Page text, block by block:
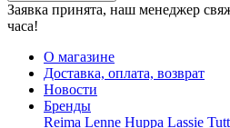
Заявка принята, наш менеджер
часа!
О магазине
Доставка, оплата, возврат
Новости
Бренды
Reima Lenne Huppa Lassie